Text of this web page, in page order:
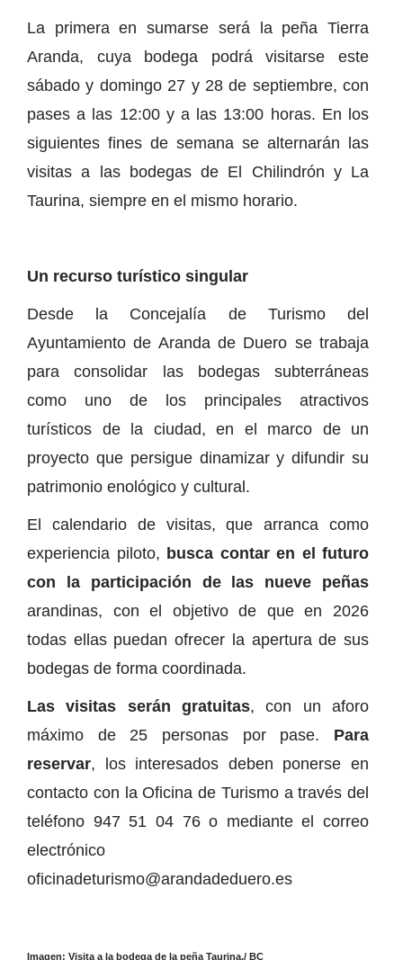
La primera en sumarse será la peña Tierra
Aranda, cuya bodega podrá visitarse este
sábado y domingo 27 y 28 de septiembre, con
pases a las 12:00 y a las 13:00 horas. En los
siguientes fines de semana se alternarán las
visitas a las bodegas de El Chilindrón y La
Taurina, siempre en el mismo horario.
Un recurso turístico singular
Desde la Concejalía de Turismo del
Ayuntamiento de Aranda de Duero se trabaja
para consolidar las bodegas subterráneas
como uno de los principales atractivos
turísticos de la ciudad, en el marco de un
proyecto que persigue dinamizar y difundir su
patrimonio enológico y cultural.
El calendario de visitas, que arranca como
experiencia piloto, busca contar en el futuro
con la participación de las nueve peñas
arandinas, con el objetivo de que en 2026
todas ellas puedan ofrecer la apertura de sus
bodegas de forma coordinada.
Las visitas serán gratuitas, con un aforo
máximo de 25 personas por pase. Para
reservar, los interesados deben ponerse en
contacto con la Oficina de Turismo a través del
teléfono 947 51 04 76 o mediante el correo
electrónico
oficinadeturismo@arandadeduero.es
Imagen: Visita a la bodega de la peña Taurina./ BC